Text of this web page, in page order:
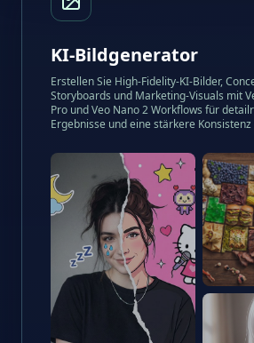
KI-Bildgenerator
Erstellen Sie High-Fidelity-KI-Bilder,
Storyboards und Marketing-Visuals mit
Pro und Veo Nano 2 Workflows für
Ergebnisse und eine stärkere